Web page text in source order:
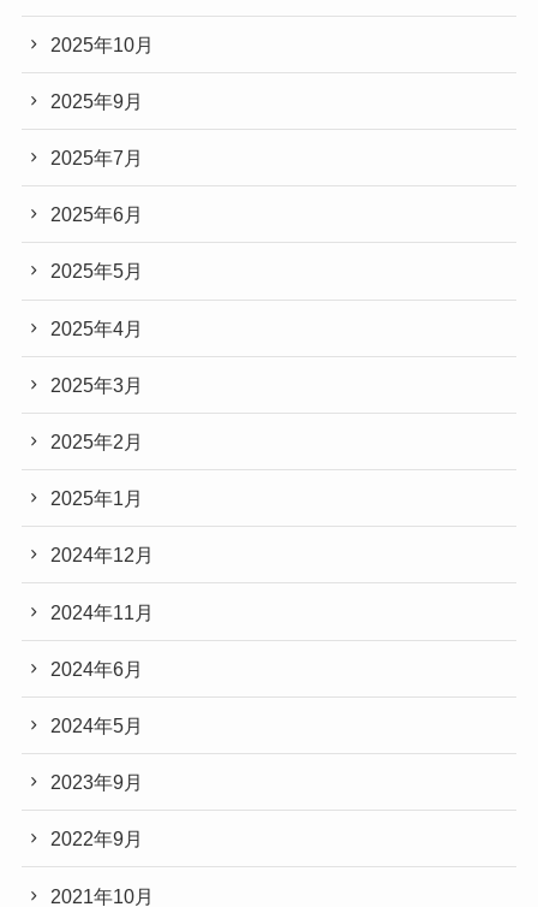
2025年10月
2025年9月
2025年7月
2025年6月
2025年5月
2025年4月
2025年3月
2025年2月
2025年1月
2024年12月
2024年11月
2024年6月
2024年5月
2023年9月
2022年9月
2021年10月